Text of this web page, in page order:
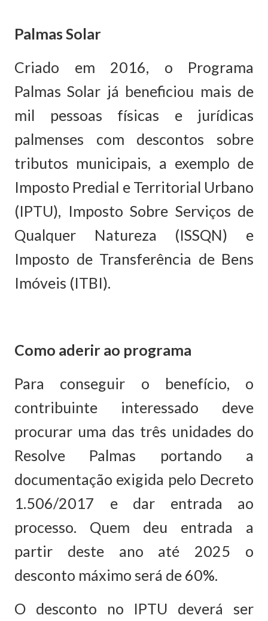
Palmas Solar
Criado em 2016, o Programa
Palmas Solar já beneficiou mais de
mil pessoas físicas e jurídicas
palmenses com descontos sobre
tributos municipais, a exemplo de
Imposto Predial e Territorial Urbano
(IPTU), Imposto Sobre Serviços de
Qualquer Natureza (ISSQN) e
Imposto de Transferência de Bens
Imóveis (ITBI).
Como aderir ao programa
Para conseguir o benefício, o
contribuinte interessado deve
procurar uma das três unidades do
Resolve Palmas portando a
documentação exigida pelo Decreto
1.506/2017 e dar entrada ao
processo. Quem deu entrada a
partir deste ano até 2025 o
desconto máximo será de 60%.
O desconto no IPTU deverá ser